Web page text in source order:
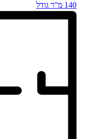
140 מ''ר גודל